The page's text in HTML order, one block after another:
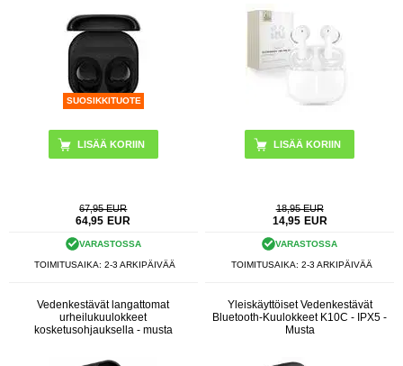
SUOSIKKITUOTE
67,95 EUR
64,95 EUR
VARASTOSSA
TOIMITUSAIKA: 2-3 ARKIPÄIVÄÄ
LISÄÄ KORIIN
18,95 EUR
14,95 EUR
VARASTOSSA
TOIMITUSAIKA: 2-3 ARKIPÄIVÄÄ
Vedenkestävät langattomat
urheilukuulokkeet
kosketusohjauksella - musta
Yleiskäyttöiset Vedenkestävät
Bluetooth-Kuulokkeet K10C - IPX5 -
Musta